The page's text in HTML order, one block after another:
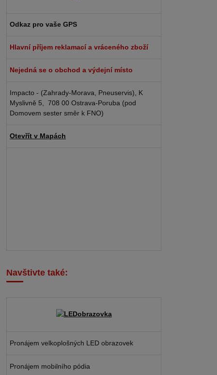
Odkaz pro vaše GPS
Hlavní příjem reklamací a vráceného zboží
Nejedná se o obchod a výdejní místo
Impacto - (Zahrady-Morava, Pneuservis), K
Myslivně 5, 708 00 Ostrava-Poruba (pod
Domovem sester směr k FNO)
Otevřít v Mapách
Navštivte také:
Pronájem velkoplošných LED obrazovek
Pronájem mobilního pódia